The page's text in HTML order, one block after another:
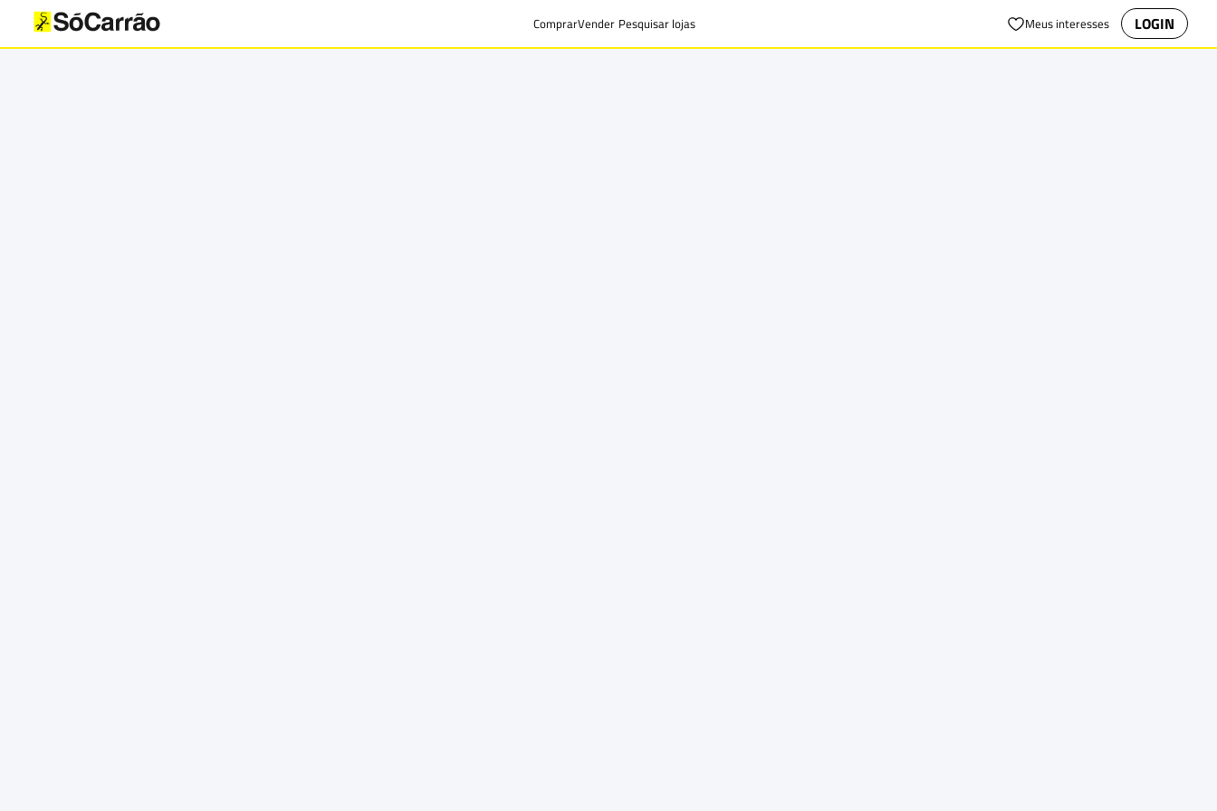
ComprarVender Pesquisar lojas Meus interesses LOGIN